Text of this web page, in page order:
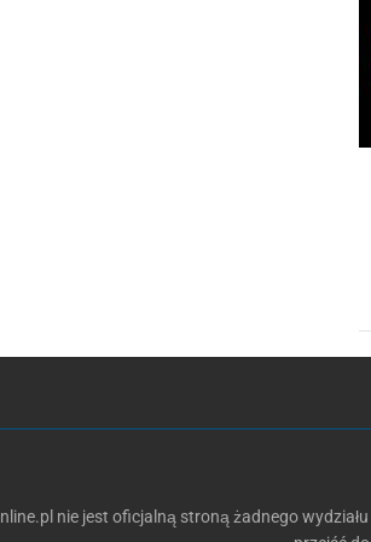
nie jest oficjalną stroną żadnego